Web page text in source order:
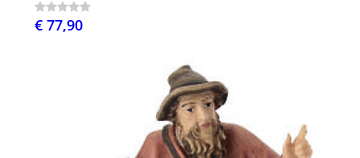
€ 77,90